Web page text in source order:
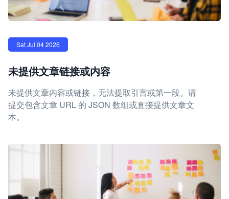
Sat Jul 04 2026
未提供文章链接或内容
未提供文章内容或链接，无法提取引言或第一段。请
提交包含文章 URL 的 JSON 数组或直接提供文章文
本。